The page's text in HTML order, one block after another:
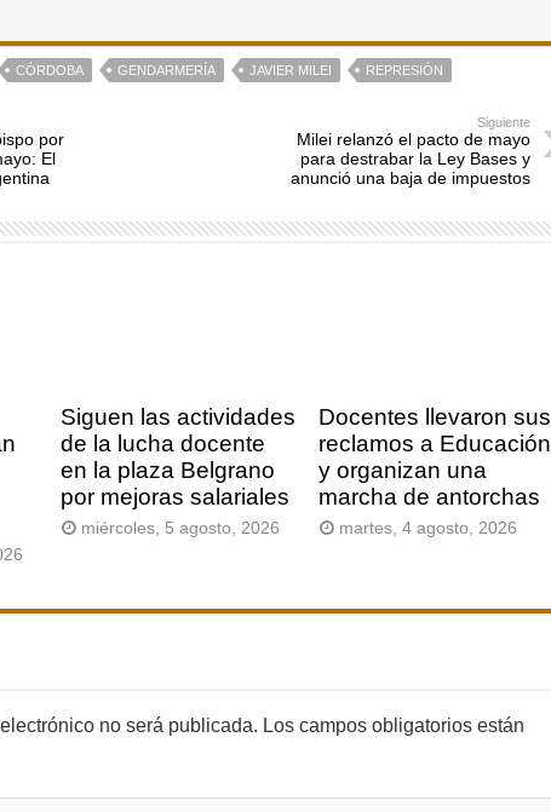
CÓRDOBA GENDARMERÍA JAVIER MILEI REPRESIÓN
por
El
Siguiente
Milei relanzó el pacto de mayo
para destrabar la Ley Bases y
anunció una baja de impuestos
Siguen las actividades
de la lucha docente
en la plaza Belgrano
por mejoras salariales
miércoles, 5 agosto, 2026
Docentes llevaron sus
reclamos a Educación
y organizan una
marcha de antorchas
martes, 4 agosto, 2026
no será publicada. Los campos obligatorios están